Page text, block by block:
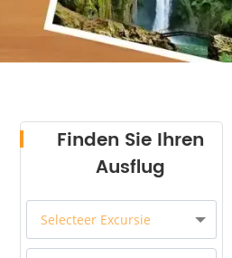
Finden Sie Ihren
Ausflug
Selecteer Excursie